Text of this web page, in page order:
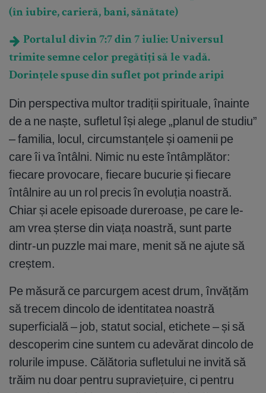
(în iubire, carieră, bani, sănătate)
Portalul divin 7:7 din 7 iulie: Universul
trimite semne celor pregătiți să le vadă.
Dorințele spuse din suflet pot prinde aripi
Din perspectiva multor tradiții spirituale, înainte
de a ne naște, sufletul își alege „planul de studiu”
– familia, locul, circumstanțele și oamenii pe
care îi va întâlni. Nimic nu este întâmplător:
fiecare provocare, fiecare bucurie și fiecare
întâlnire au un rol precis în evoluția noastră.
Chiar și acele episoade dureroase, pe care le-
am vrea șterse din viața noastră, sunt parte
dintr-un puzzle mai mare, menit să ne ajute să
creștem.
Pe măsură ce parcurgem acest drum, învățăm
să trecem dincolo de identitatea noastră
superficială – job, statut social, etichete – și să
descoperim cine suntem cu adevărat dincolo de
rolurile impuse. Călătoria sufletului ne invită să
trăim nu doar pentru supraviețuire, ci pentru